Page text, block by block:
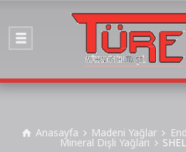
Anasayfa Madeni Yağlar
Mineral Dişli Yağları